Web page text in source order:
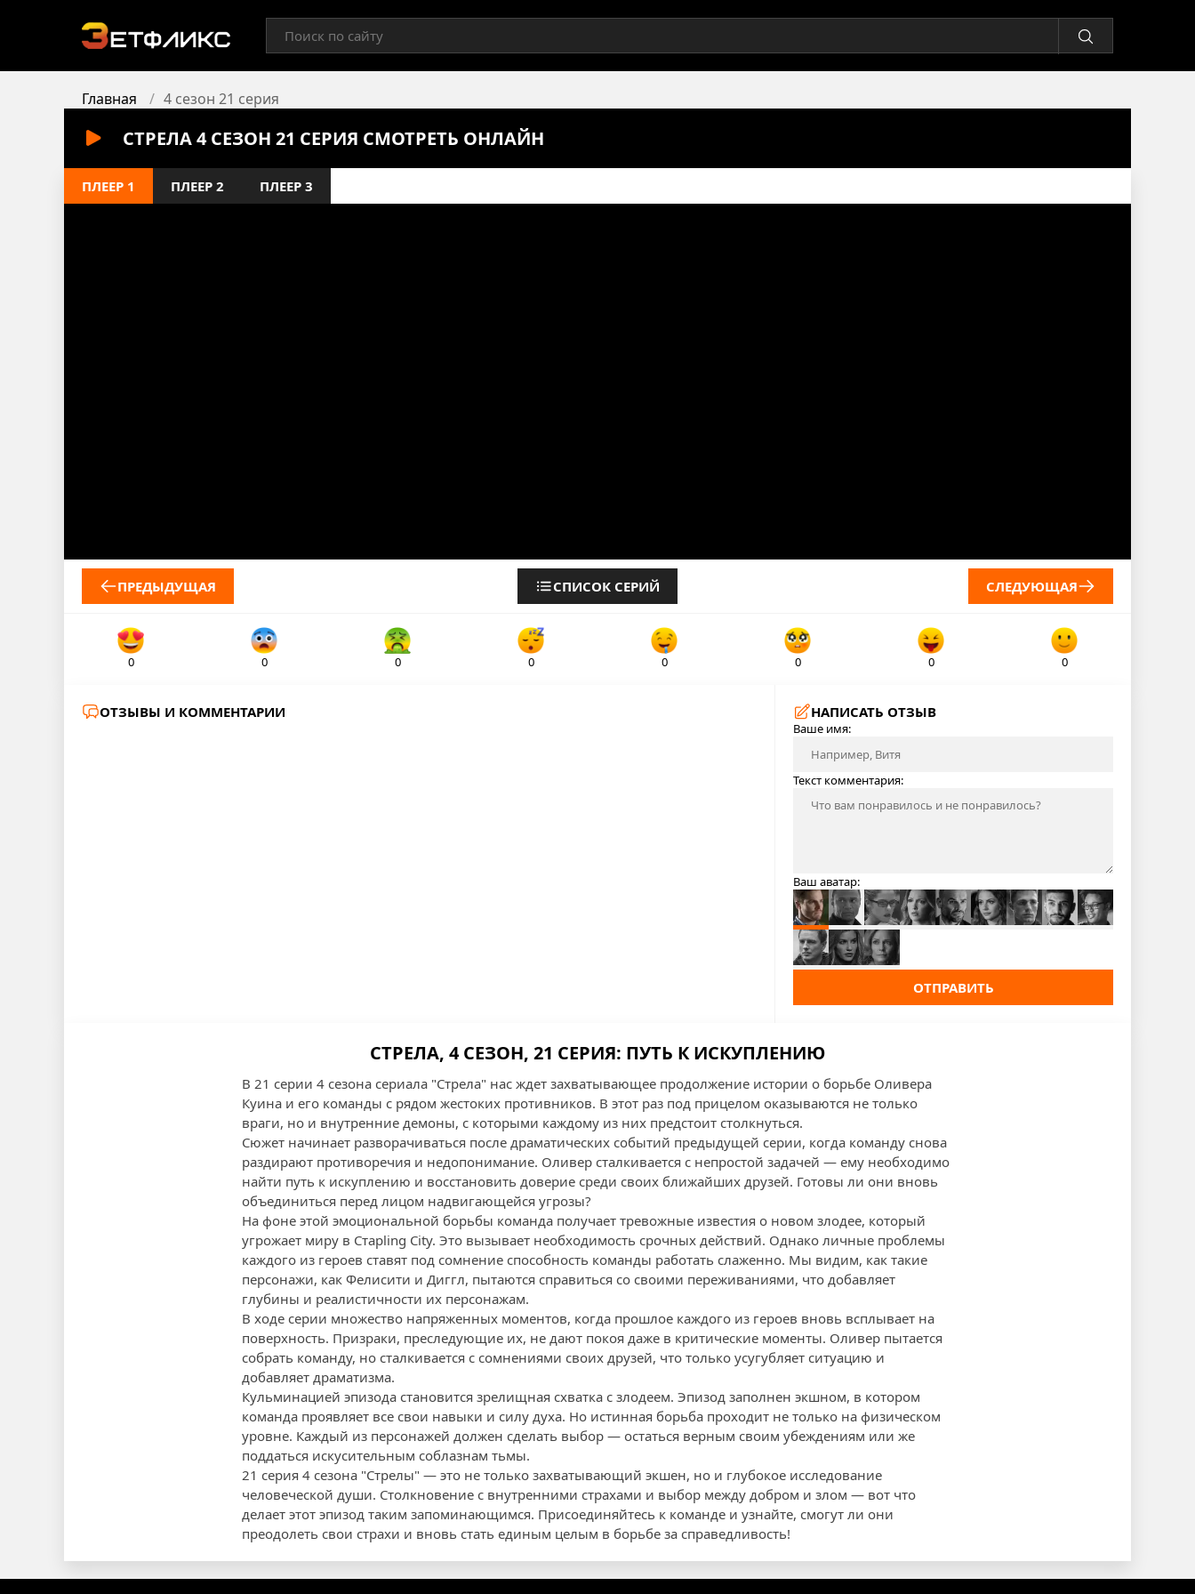
Главная 4 сезон 21 серия
СТРЕЛА 4 СЕЗОН 21 СЕРИЯ СМОТРЕТЬ ОНЛАЙН
ПЛЕЕР 1 ПЛЕЕР 2 ПЛЕЕР 3
ПРЕДЫДУЩАЯ СПИСОК СЕРИЙ СЛЕДУЮЩАЯ
0 0 0 0 0 0 0 0
ОТЗЫВЫ И КОММЕНТАРИИ НАПИСАТЬ ОТЗЫВ
Ваше имя:
Текст комментария:
Ваш аватар:
ОТПРАВИТЬ
СТРЕЛА, 4 СЕЗОН, 21 СЕРИЯ: ПУТЬ К ИСКУПЛЕНИЮ
В 21 серии 4 сезона сериала "Стрела" нас ждет захватывающее продолжение истории о борьбе Оливера
Куина и его команды с рядом жестоких противников. В этот раз под прицелом оказываются не только
враги, но и внутренние демоны, с которыми каждому из них предстоит столкнуться.
Сюжет начинает разворачиваться после драматических событий предыдущей серии, когда команду снова
раздирают противоречия и недопонимание. Оливер сталкивается с непростой задачей — ему необходимо
найти путь к искуплению и восстановить доверие среди своих ближайших друзей. Готовы ли они вновь
объединиться перед лицом надвигающейся угрозы?
На фоне этой эмоциональной борьбы команда получает тревожные известия о новом злодее, который
угрожает миру в Старling City. Это вызывает необходимость срочных действий. Однако личные проблемы
каждого из героев ставят под сомнение способность команды работать слаженно. Мы видим, как такие
персонажи, как Фелисити и Диггл, пытаются справиться со своими переживаниями, что добавляет
глубины и реалистичности их персонажам.
В ходе серии множество напряженных моментов, когда прошлое каждого из героев вновь всплывает на
поверхность. Призраки, преследующие их, не дают покоя даже в критические моменты. Оливер пытается
собрать команду, но сталкивается с сомнениями своих друзей, что только усугубляет ситуацию и
добавляет драматизма.
Кульминацией эпизода становится зрелищная схватка с злодеем. Эпизод заполнен экшном, в котором
команда проявляет все свои навыки и силу духа. Но истинная борьба проходит не только на физическом
уровне. Каждый из персонажей должен сделать выбор — остаться верным своим убеждениям или же
поддаться искусительным соблазнам тьмы.
21 серия 4 сезона "Стрелы" — это не только захватывающий экшен, но и глубокое исследование
человеческой души. Столкновение с внутренними страхами и выбор между добром и злом — вот что
делает этот эпизод таким запоминающимся. Присоединяйтесь к команде и узнайте, смогут ли они
преодолеть свои страхи и вновь стать единым целым в борьбе за справедливость!